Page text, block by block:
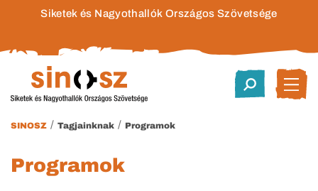
Siketek és Nagyothallók Országos Szövetsége
SINOSZ / Tagjainknak / Programok
Programok